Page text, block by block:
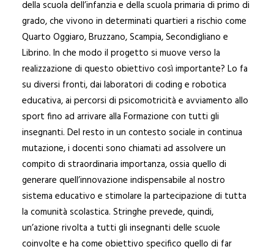
della scuola dell’infanzia e della scuola primaria di primo di
grado, che vivono in determinati quartieri a rischio come
Quarto Oggiaro, Bruzzano, Scampia, Secondigliano e
Librino. In che modo il progetto si muove verso la
realizzazione di questo obiettivo così importante? Lo fa
su diversi fronti, dai laboratori di coding e robotica
educativa, ai percorsi di psicomotricità e avviamento allo
sport fino ad arrivare alla Formazione con tutti gli
insegnanti. Del resto in un contesto sociale in continua
mutazione, i docenti sono chiamati ad assolvere un
compito di straordinaria importanza, ossia quello di
generare quell’innovazione indispensabile al nostro
sistema educativo e stimolare la partecipazione di tutta
la comunità scolastica. Stringhe prevede, quindi,
un’azione rivolta a tutti gli insegnanti delle scuole
coinvolte e ha come obiettivo specifico quello di far